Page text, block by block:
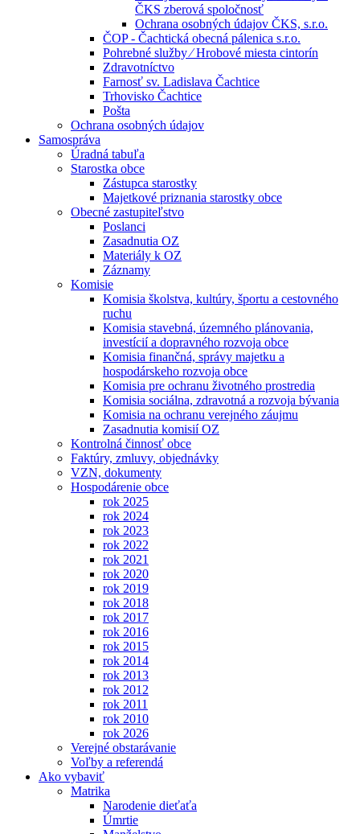
ČKS zberová spoločnosť
Ochrana osobných údajov ČKS, s.r.o.
ČOP - Čachtická obecná pálenica s.r.o.
Pohrebné služby ⁄ Hrobové miesta cintorín
Zdravotníctvo
Farnosť sv. Ladislava Čachtice
Trhovisko Čachtice
Pošta
Ochrana osobných údajov
Samospráva
Úradná tabuľa
Starostka obce
Zástupca starostky
Majetkové priznania starostky obce
Obecné zastupiteľstvo
Poslanci
Zasadnutia OZ
Materiály k OZ
Záznamy
Komisie
Komisia školstva, kultúry, športu a cestovného
ruchu
Komisia stavebná, územného plánovania,
investícií a dopravného rozvoja obce
Komisia finančná, správy majetku a
hospodárskeho rozvoja obce
Komisia pre ochranu životného prostredia
Komisia sociálna, zdravotná a rozvoja bývania
Komisia na ochranu verejného záujmu
Zasadnutia komisií OZ
Kontrolná činnosť obce
Faktúry, zmluvy, objednávky
VZN, dokumenty
Hospodárenie obce
rok 2025
rok 2024
rok 2023
rok 2022
rok 2021
rok 2020
rok 2019
rok 2018
rok 2017
rok 2016
rok 2015
rok 2014
rok 2013
rok 2012
rok 2011
rok 2010
rok 2026
Verejné obstarávanie
Voľby a referendá
Ako vybaviť
Matrika
Narodenie dieťaťa
Úmrtie